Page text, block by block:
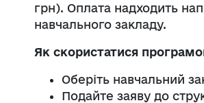
грн). Оплата надходить
навчального закладу.
Як скористатися
Оберіть навчальний
Подайте заяву до